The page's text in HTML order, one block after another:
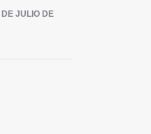
JULIO DE